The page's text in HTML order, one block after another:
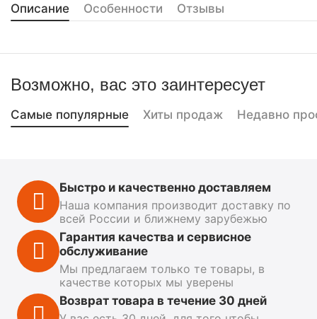
Описание Особенности Отзывы
Возможно, вас это заинтересует
Самые популярные Хиты продаж Недавно
Быстро и качественно доставляем
Наша компания производит доставку по
всей России и ближнему зарубежью
Гарантия качества и сервисное
обслуживание
Мы предлагаем только те товары, в
качестве которых мы уверены
Возврат товара в течение 30 дней